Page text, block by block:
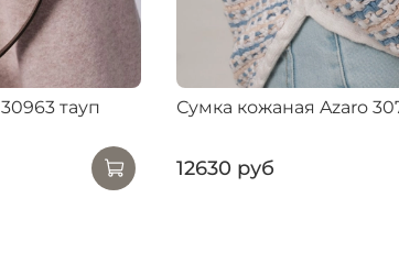
тауп Сумка кожаная Azaro
12630 руб